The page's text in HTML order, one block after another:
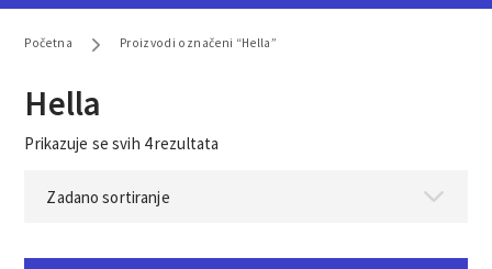
Početna Proizvodi označeni “Hella”
Hella
Prikazuje se svih 4 rezultata